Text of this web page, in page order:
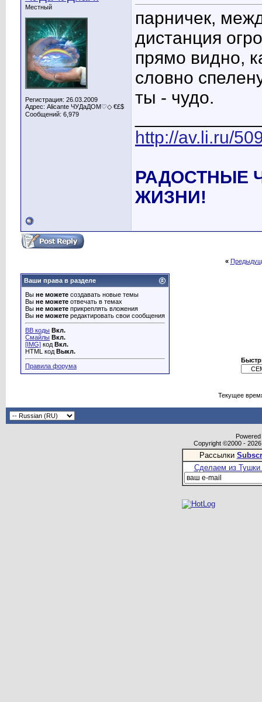
Местный
Регистрация: 26.03.2009
Адрес: Alicante ЧУДаДОМ♡◇ €£$
Сообщений: 6,979
парничек,
дистанция
прямо видно,
словно
ты - чудо.
http://av.li.ru/
РАДОСТНЫЕ
ЖИЗНИ!
«
Ваши права в разделе
Вы не можете создавать новые темы
Вы не можете отвечать в темах
Вы не можете прикреплять вложения
Вы не можете редактировать свои сообщения
BB коды Вкл.
Смайлы Вкл.
[IMG] код Вкл.
HTML код Выкл.
Правила форума
Текущее
Copyright ©2000 -
Рассылки
Сделаем из Тушки